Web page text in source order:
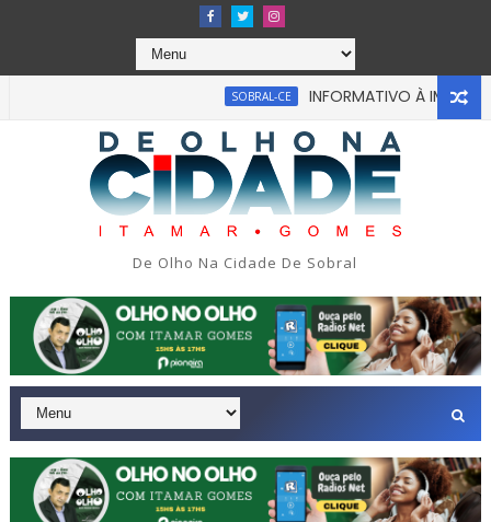
SOBRAL-CE INFORMATIVO À IMPRENSA
De Olho Na Cidade De Sobral